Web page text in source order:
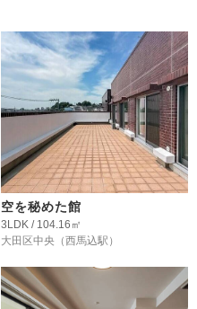
空を秘めた館
3LDK / 104.16㎡
大田区中央 （西馬込駅）